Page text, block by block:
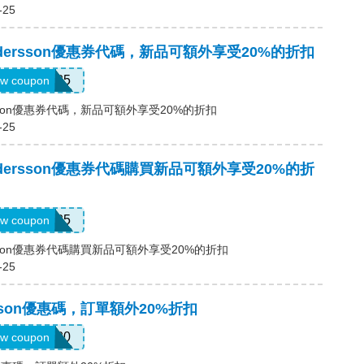
25
優惠券代碼，新品可額外享受20%的折扣
NEW25
coupon
優惠券代碼，新品可額外享受20%的折扣
25
優惠券代碼購買新品可額外享受20%的折
NEW25
coupon
優惠券代碼購買新品可額外享受20%的折扣
25
優惠碼，訂單額外20%折扣
FUN20
coupon